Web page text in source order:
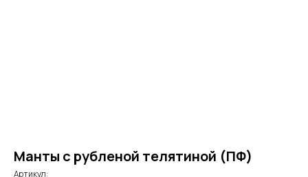
Манты с рубленой телятиной (ПФ)
Артикул: